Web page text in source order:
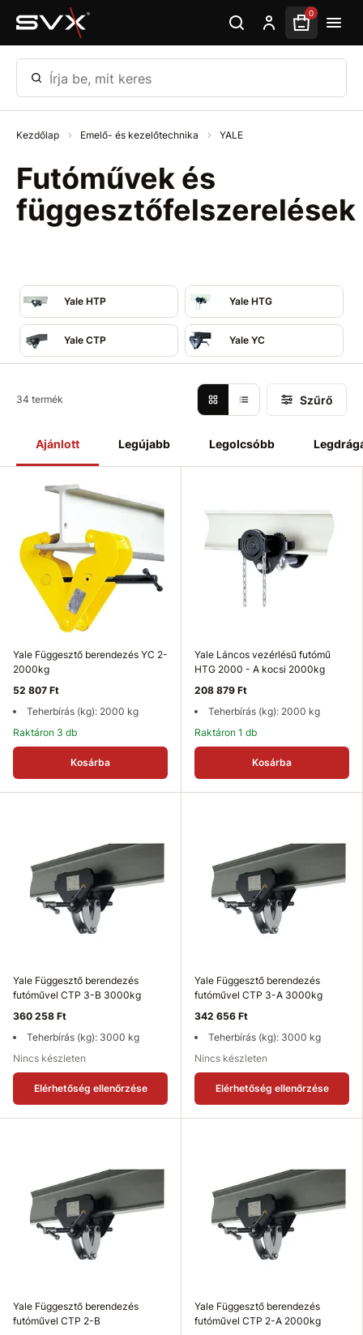
Ugrás az oldal fő részéhez 0
Írja be, mit keres
Kezdőlap Emelő- és kezelőtechnika YALE
Futóművek és
függesztőfelszerelések
Yale HTP Yale HTG
Yale CTP Yale YC
Ajánlott Legújabb Legolcsóbb
34 termék Szűrő
Yale Függesztő berendezés YC 2-
2000kg
52 807 Ft
Teherbírás (kg): 2000 kg
Raktáron 3 db
Kosárba
Yale Láncos vezérlésű futómű
HTG 2000 - A kocsi 2000kg
208 879 Ft
Teherbírás (kg): 2000 kg
Raktáron 1 db
Kosárba
Yale Függesztő berendezés
futóművel CTP 3-B 3000kg
360 258 Ft
Teherbírás (kg): 3000 kg
Nincs készleten
Elérhetőség ellenőrzése
Yale Függesztő berendezés
futóművel CTP 3-A 3000kg
342 656 Ft
Teherbírás (kg): 3000 kg
Nincs készleten
Elérhetőség ellenőrzése
Yale Függesztő berendezés
futóművel CTP 2-B
Yale Függesztő berendezés
futóművel CTP 2-A 2000kg